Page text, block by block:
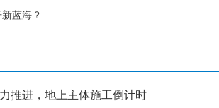
蓝海？
推进，地上主体施工倒计时